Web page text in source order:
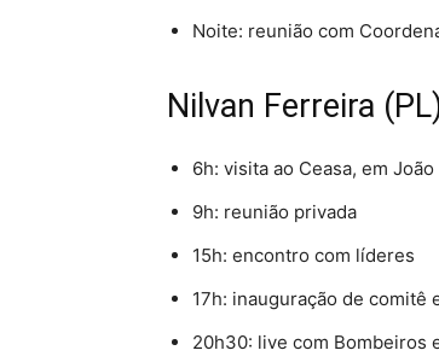
Noite: reunião com
Nilvan Ferreira
6h: visita ao Ceasa, em
9h: reunião privada
15h: encontro com líderes
17h: inauguração de comitê
20h30: live com Bombeiros